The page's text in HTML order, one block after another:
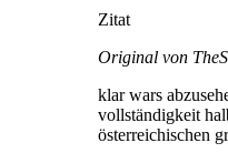
Zitat
Original von
klar wars
vollständigkeit
österreichischen